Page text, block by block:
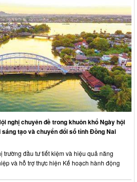
nghị chuyên đề trong khuôn khổ Ngày hội
tạo và chuyển đổi số tỉnh Đồng Nai
trường đầu tư tiết kiệm và hiệu quả năng
và hỗ trợ thực hiện Kế hoạch hành động